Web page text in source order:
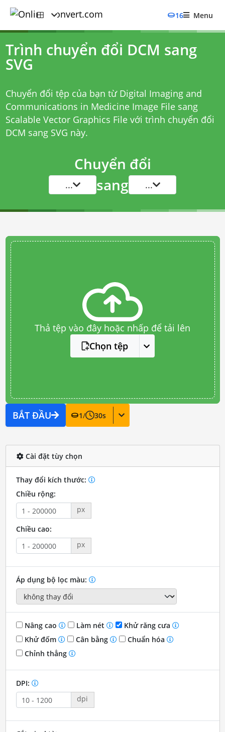
16 Menu
Trình chuyển đổi DCM sang
SVG
Chuyển đổi tệp của bạn từ Digital Imaging and
Communications in Medicine Image File sang
Scalable Vector Graphics File với trình chuyển đổi
DCM sang SVG này.
Chuyển đổi
... sang ...
Thả tệp vào đây hoặc nhấp để tải lên
Chọn tệp
BẮT ĐẦU 1/ 30s
Cài đặt tùy chọn
Thay đổi kích thước:
Chiều rộng:
px
Chiều cao:
px
Áp dụng bộ lọc màu:
Nâng cao Làm nét
Khử răng cưa
Khử đốm
Cân bằng
Chuẩn hóa
Chỉnh thẳng
DPI:
dpi